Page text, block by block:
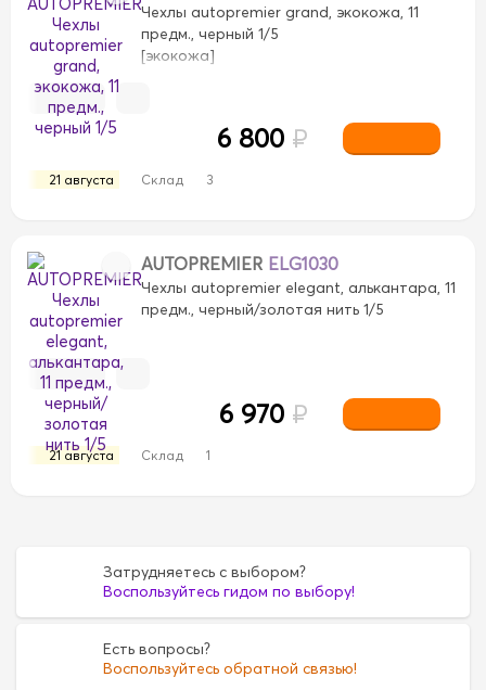
Чехлы autopremier grand, экокожа, 11
предм., черный 1/5
[экокожа]
21 августа Склад 3
6 800 ₽
AUTOPREMIER ELG1030
Чехлы autopremier elegant, алькантара, 11
предм., черный/золотая нить 1/5
21 августа Склад 1
6 970 ₽
Затрудняетесь с выбором?
Воспользуйтесь гидом по выбору!
Есть вопросы?
Воспользуйтесь обратной связью!